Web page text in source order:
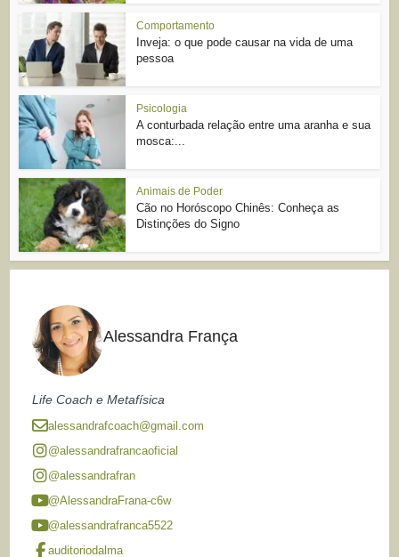
Comportamento
Inveja: o que pode causar na vida de uma
pessoa
Psicologia
A conturbada relação entre uma aranha e sua
mosca:...
Animais de Poder
Cão no Horóscopo Chinês: Conheça as
Distinções do Signo
Alessandra França
Life Coach e Metafísica
alessandrafcoach@gmail.com
@alessandrafrancaoficial
@alessandrafran
@AlessandraFrana-c6w
@alessandrafranca5522
auditoriodalma